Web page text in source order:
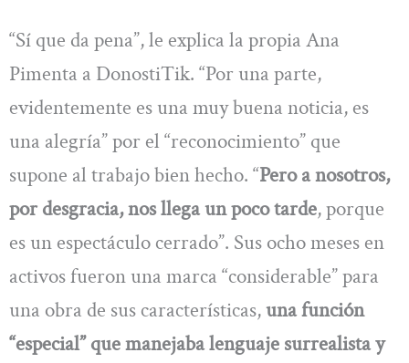
“Sí que da pena”, le explica la propia Ana
Pimenta a DonostiTik. “Por una parte,
evidentemente es una muy buena noticia, es
una alegría” por el “reconocimiento” que
supone al trabajo bien hecho. “Pero a nosotros,
por desgracia, nos llega un poco tarde, porque
es un espectáculo cerrado”. Sus ocho meses en
activos fueron una marca “considerable” para
una obra de sus características,una función
“especial” que manejaba lenguaje surrealista y